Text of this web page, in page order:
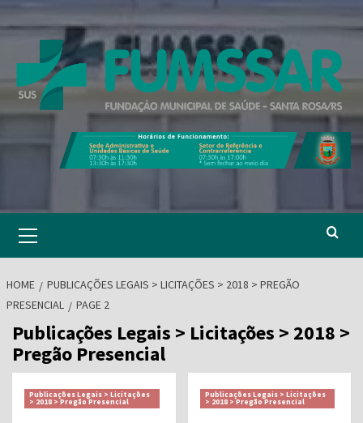
to
Menu
HOME
PUBLICAÇÕES LEGAIS > LICITAÇÕES > 2018 > PREGÃO
PRESENCIAL
PAGE 2
Publicações Legais > Licitações > 2018 >
Pregão Presencial
Publicações Legais > Licitações
> 2018 > Pregão Presencial
Publicações Legais > Licitações
> 2018 > Pregão Presencial